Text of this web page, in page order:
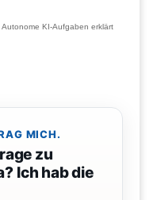
KI-Aufgaben erklärt
MICH.
zu
Ich hab die